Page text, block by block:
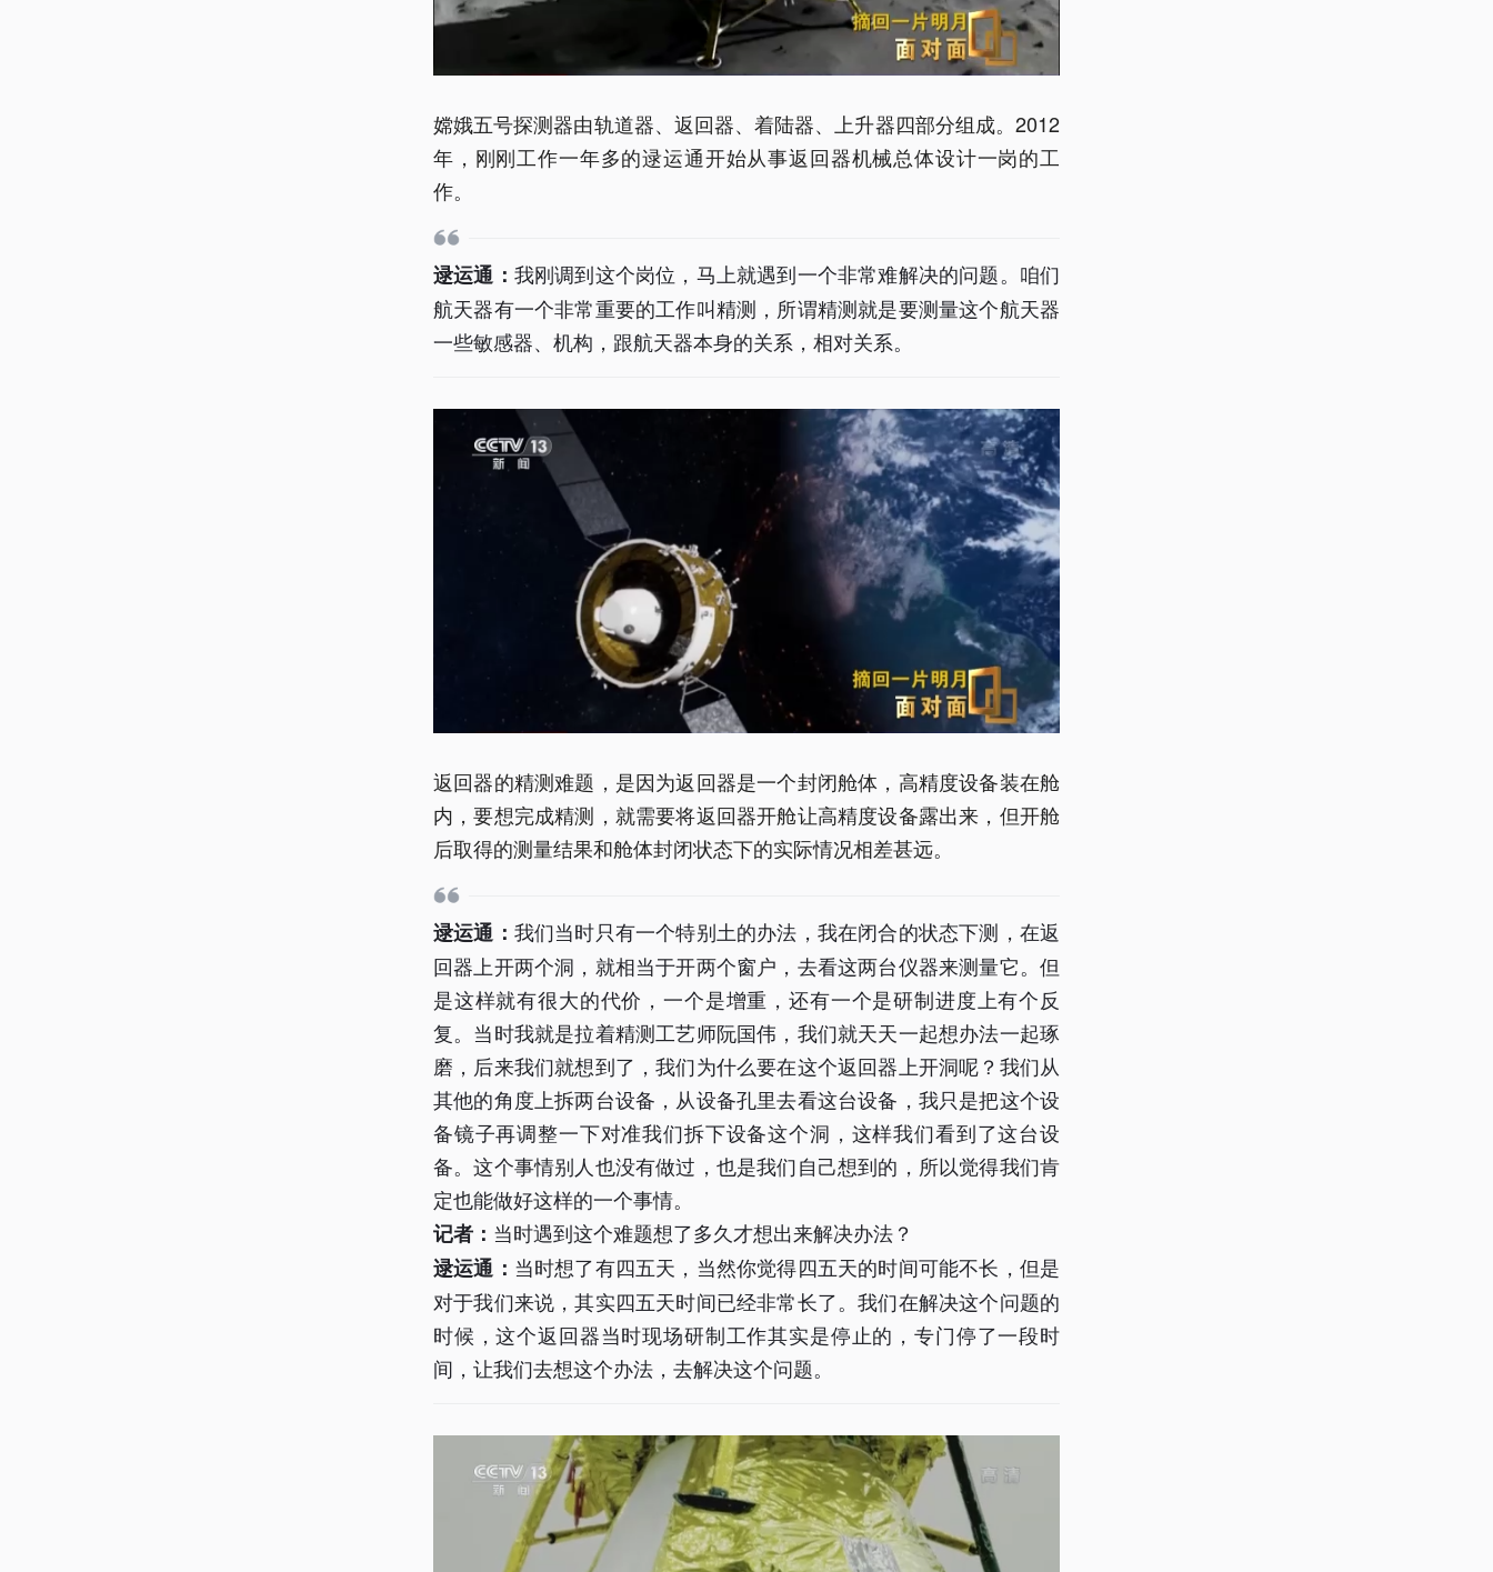
嫦娥五号探测器由轨道器、返回器、着陆器、上升器四部分组成。2012
年，刚刚工作一年多的逯运通开始从事返回器机械总体设计一岗的工
作。
逯运通： 我刚调到这个岗位，马上就遇到一个非常难解决的问题。咱们
航天器有一个非常重要的工作叫精测，所谓精测就是要测量这个航天器
一些敏感器、机构，跟航天器本身的关系，相对关系。
返回器的精测难题，是因为返回器是一个封闭舱体，高精度设备装在舱
内，要想完成精测，就需要将返回器开舱让高精度设备露出来，但开舱
后取得的测量结果和舱体封闭状态下的实际情况相差甚远。
逯运通： 我们当时只有一个特别土的办法，我在闭合的状态下测，在返
回器上开两个洞，就相当于开两个窗户，去看这两台仪器来测量它。但
是这样就有很大的代价，一个是增重，还有一个是研制进度上有个反
复。当时我就是拉着精测工艺师阮国伟，我们就天天一起想办法一起琢
磨，后来我们就想到了，我们为什么要在这个返回器上开洞呢？我们从
其他的角度上拆两台设备，从设备孔里去看这台设备，我只是把这个设
备镜子再调整一下对准我们拆下设备这个洞，这样我们看到了这台设
备。这个事情别人也没有做过，也是我们自己想到的，所以觉得我们肯
定也能做好这样的一个事情。
记者： 当时遇到这个难题想了多久才想出来解决办法？
逯运通： 当时想了有四五天，当然你觉得四五天的时间可能不长，但是
对于我们来说，其实四五天时间已经非常长了。我们在解决这个问题的
时候，这个返回器当时现场研制工作其实是停止的，专门停了一段时
间，让我们去想这个办法，去解决这个问题。